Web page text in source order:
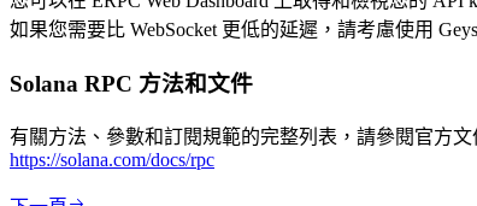
如果您需要比 WebSocket 更低的延遲，請考慮使用
Solana RPC 方法和文件
有關方法、參數和訂閱規範的完整列表，請參閱官方文
https://solana.com/docs/rpc